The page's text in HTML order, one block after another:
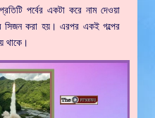
পর্বের একটা করে নাম দেওয়া
সিজন করা হয়। এরপর একই গল্পের
থাকে।